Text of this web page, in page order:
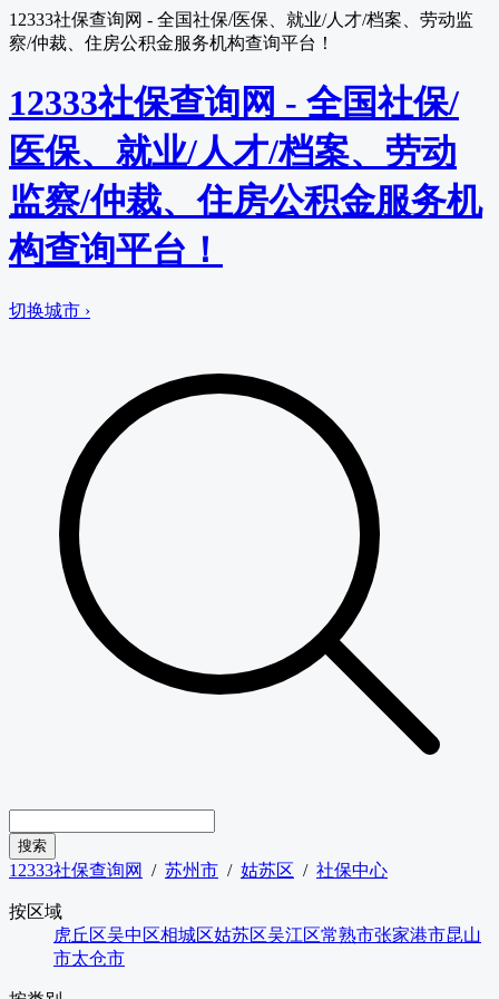
12333社保查询网 - 全国社保/医保、就业/人才/档案、劳动监
察/仲裁、住房公积金服务机构查询平台！
12333社保查询网 - 全国社保/
医保、就业/人才/档案、劳动
监察/仲裁、住房公积金服务机
构查询平台！
切换城市 ›
12333社保查询网 / 苏州市 / 姑苏区 / 社保中心
按区域
虎丘区吴中区相城区姑苏区吴江区常熟市张家港市昆山
市太仓市